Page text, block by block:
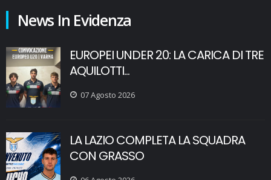
News In Evidenza
EUROPEI UNDER 20: LA CARICA DI TRE
AQUILOTTI...
07 Agosto 2026
LA LAZIO COMPLETA LA SQUADRA
CON GRASSO